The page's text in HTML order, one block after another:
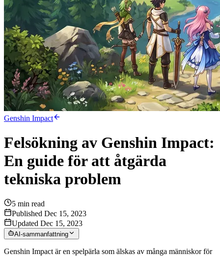
Genshin Impact
Felsökning av Genshin Impact:
En guide för att åtgärda
tekniska problem
5 min read
Published Dec 15, 2023
Updated Dec 15, 2023
AI-sammanfattning
Genshin Impact är en spelpärla som älskas av många människor för